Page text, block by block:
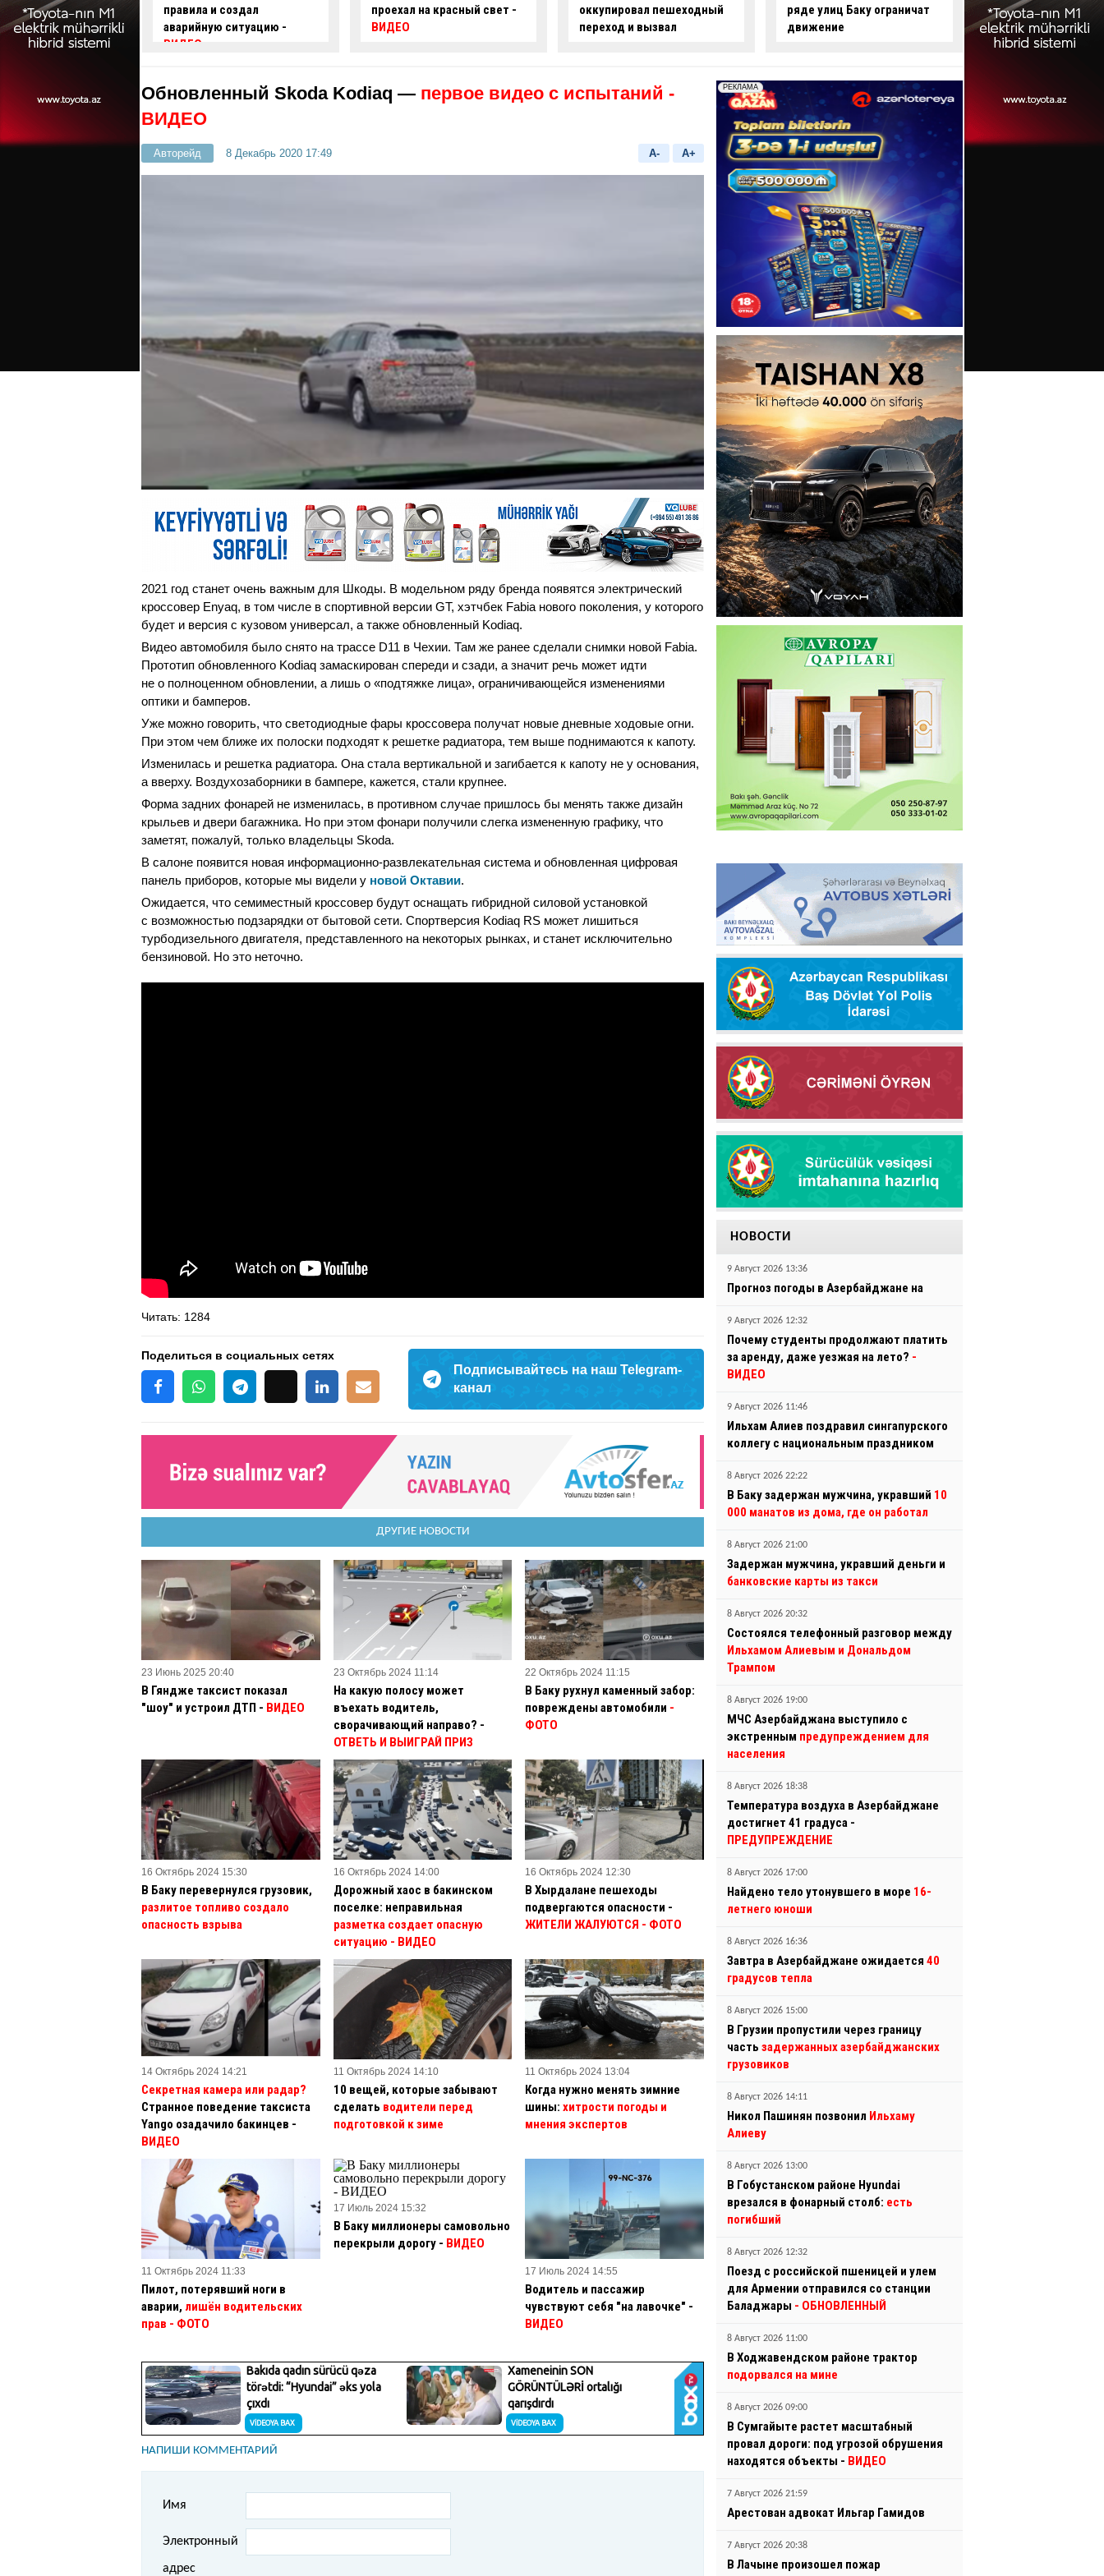
создал
ситуацию -
проехал на красный свет -
ВИДЕО
оккупировал пешеходный
переход и вызвал
ряде улиц Баку ограничат
движение
опасные действия за рулем
-ВИДЕО
произошло
ДТП: есть
пострадавший
Обновленный Skoda Kodiaq — первое видео с испытаний -
ВИДЕО
Авторейд 8 Декабрь 2020 17:49 A- A+
2021 год станет очень важным для Шкоды. В модельном ряду бренда появятся электрический
кроссовер Enyaq, в том числе в спортивной версии GT, хэтчбек Fabia нового поколения, у которого
будет и версия с кузовом универсал, а также обновленный Kodiaq.
Видео автомобиля было снято на трассе D11 в Чехии. Там же ранее сделали снимки новой Fabia.
Прототип обновленного Kodiaq замаскирован спереди и сзади, а значит речь может идти
не о полноценном обновлении, а лишь о «подтяжке лица», ограничивающейся изменениями
оптики и бамперов.
Уже можно говорить, что светодиодные фары кроссовера получат новые дневные ходовые огни.
При этом чем ближе их полоски подходят к решетке радиатора, тем выше поднимаются к капоту.
Изменилась и решетка радиатора. Она стала вертикальной и загибается к капоту не у основания,
а вверху. Воздухозаборники в бампере, кажется, стали крупнее.
Форма задних фонарей не изменилась, в противном случае пришлось бы менять также дизайн
крыльев и двери багажника. Но при этом фонари получили слегка измененную графику, что
заметят, пожалуй, только владельцы Skoda.
В салоне появится новая информационно-развлекательная система и обновленная цифровая
панель приборов, которые мы видели у новой Октавии.
Ожидается, что семиместный кроссовер будут оснащать гибридной силовой установкой
с возможностью подзарядки от бытовой сети. Спортверсия Kodiaq RS может лишиться
турбодизельного двигателя, представленного на некоторых рынках, и станет исключительно
бензиновой. Но это неточно.
Читать: 1284
Поделиться в социальных сетях
Подписывайтесь на наш Telegram-
канал
ДРУГИЕ НОВОСТИ
23 Июнь 2025 20:40
В Гяндже таксист показал
"шоу" и устроил ДТП - ВИДЕО
23 Октябрь 2024 11:14
На какую полосу может
въехать водитель,
сворачивающий направо? -
ОТВЕТЬ И ВЫИГРАЙ ПРИЗ
22 Октябрь 2024 11:15
В Баку рухнул каменный забор:
повреждены автомобили -
ФОТО
16 Октябрь 2024 15:30
В Баку перевернулся грузовик,
разлитое топливо создало
опасность взрыва
16 Октябрь 2024 14:00
Дорожный хаос в бакинском
поселке: неправильная
разметка создает опасную
ситуацию - ВИДЕО
16 Октябрь 2024 12:30
В Хырдалане пешеходы
подвергаются опасности -
ЖИТЕЛИ ЖАЛУЮТСЯ - ФОТО
14 Октябрь 2024 14:21
Секретная камера или радар?
Странное поведение таксиста
Yango озадачило бакинцев -
ВИДЕО
11 Октябрь 2024 14:10
10 вещей, которые забывают
сделать водители перед
подготовкой к зиме
11 Октябрь 2024 13:04
Когда нужно менять зимние
шины:хитрости погоды и
мнения экспертов
11 Октябрь 2024 11:33
Пилот, потерявший ноги в
аварии, лишён водительских
прав - ФОТО
17 Июль 2024 15:32
В Баку миллионеры самовольно
перекрыли дорогу - ВИДЕО
17 Июль 2024 14:55
Водитель и пассажир
чувствуют себя "на лавочке" -
ВИДЕО
НАПИШИ КОММЕНТАРИЙ
Имя
Электронный
адрес
НОВОСТИ
9 Август 2026 13:36
Прогноз погоды в Азербайджане на
9 Август 2026 12:32
Почему студенты продолжают платить
за аренду, даже уезжая на лето? -
ВИДЕО
9 Август 2026 11:46
Ильхам Алиев поздравил сингапурского
коллегу с национальным праздником
8 Август 2026 22:22
В Баку задержан мужчина, укравший 10
000 манатов из дома, где он работал
8 Август 2026 21:00
Задержан мужчина, укравший деньги и
банковские карты из такси
8 Август 2026 20:32
Состоялся телефонный разговор между
Ильхамом Алиевым и Дональдом
Трампом
8 Август 2026 19:00
МЧС Азербайджана выступило с
экстренным предупреждением для
населения
8 Август 2026 18:38
Температура воздуха в Азербайджане
достигнет 41 градуса -
ПРЕДУПРЕЖДЕНИЕ
8 Август 2026 17:00
Найдено тело утонувшего в море 16-
летнего юноши
8 Август 2026 16:36
Завтра в Азербайджане ожидается 40
градусов тепла
8 Август 2026 15:00
В Грузии пропустили через границу
часть задержанных азербайджанских
грузовиков
8 Август 2026 14:11
Никол Пашинян позвонил Ильхаму
Алиеву
8 Август 2026 13:00
В Гобустанском районе Hyundai
врезался в фонарный столб: есть
погибший
8 Август 2026 12:32
Поезд с российской пшеницей и улем
для Армении отправился со станции
Баладжары - ОБНОВЛЕННЫЙ
8 Август 2026 11:00
В Ходжавендском районе трактор
подорвался на мине
8 Август 2026 09:00
В Сумгайыте растет масштабный
провал дороги: под угрозой обрушения
находятся объекты - ВИДЕО
7 Август 2026 21:59
Арестован адвокат Ильгар Гамидов
7 Август 2026 20:38
В Лачыне произошел пожар